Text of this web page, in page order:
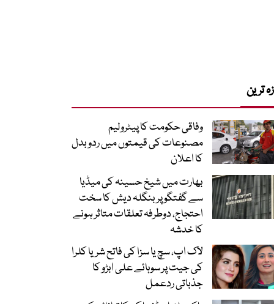
ترین
وفاقی حکومت کا پیٹرولیم
مصنوعات کی قیمتوں میں ردوبدل
کا اعلان
بھارت میں شیخ حسینہ کی میڈیا
سے گفتگو پر بنگلہ دیش کا سخت
احتجاج، دوطرفہ تعلقات متاثر ہونے
کا خدشہ
لاک اپ، سچ یا سزا کی فاتح شریا کلرا
کی جیت پر سوہائے علی ابڑو کا
جذباتی ردعمل